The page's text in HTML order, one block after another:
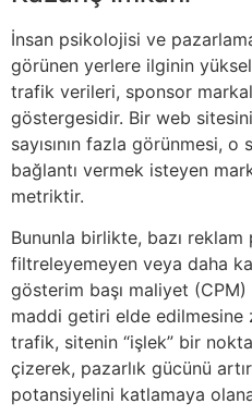
İnsan psikolojisi ve
görünen yerlere ilginin
trafik verileri, sponsor
göstergesidir. Bir web
sayısının fazla görünmesi,
bağlantı vermek isteyen
metriktir.
Bununla birlikte, bazı
filtreleyemeyen veya daha
gösterim başı maliyet
maddi getiri elde edilmesine
trafik, sitenin “işlek” bir
çizerek, pazarlık gücünü
potansiyelini katlamaya